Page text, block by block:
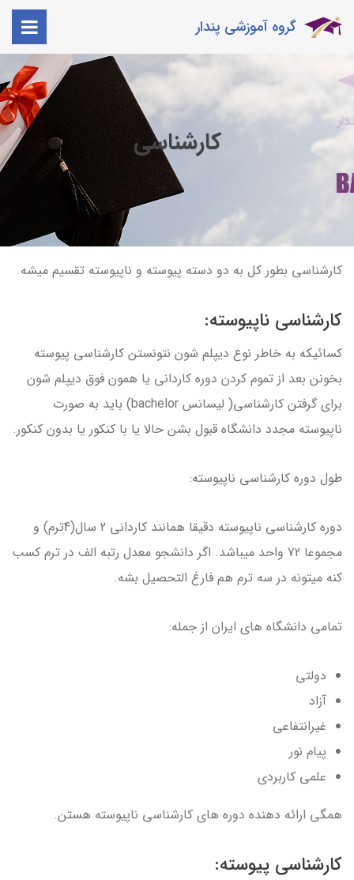
گروه آموزشی پندار
کارشناسی
کارشناسی بطور کل به دو دسته پیوسته و ناپیوسته تقسیم میشه.
کارشناسی ناپیوسته:
کسائیکه به خاطر نوع دیپلم شون نتونستن کارشناسی پیوسته
بخونن بعد از تموم کردن دوره کاردانی یا همون فوق دیپلم شون
برای گرفتن کارشناسی( لیسانس bachelor) باید به صورت
ناپیوسته مجدد دانشگاه قبول بشن حالا یا با کنکور یا بدون کنکور.
طول دوره کارشناسی ناپیوسته:
دوره کارشناسی ناپیوسته دقیقا همانند کاردانی 2 سال(4ترم) و
مجموعا 72 واحد میباشد. اگر دانشجو معدل رتبه الف در ترم کسب
کنه میتونه در سه ترم هم فارغ التحصیل بشه.
تمامی دانشگاه های ایران از جمله:
دولتی
آزاد
غیرانتفاعی
پیام نور
علمی کاربردی
همگی ارائه دهنده دوره های کارشناسی ناپیوسته هستن.
کارشناسی پیوسته: